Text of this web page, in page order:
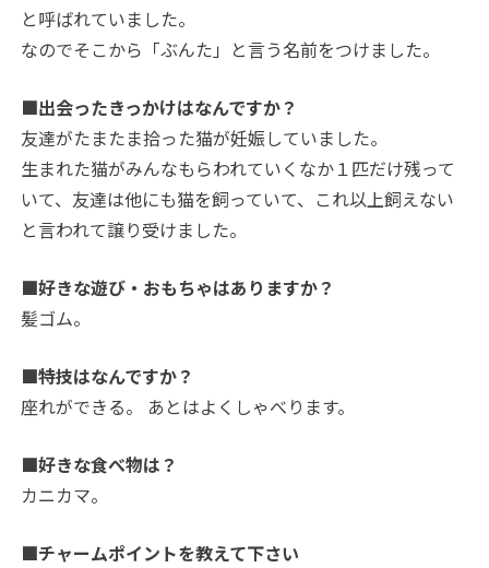
と呼ばれていました。
なのでそこから「ぶんた」と言う名前をつけました。
■出会ったきっかけはなんですか？
友達がたまたま拾った猫が妊娠していました。
生まれた猫がみんなもらわれていくなか１匹だけ残って
いて、友達は他にも猫を飼っていて、これ以上飼えない
と言われて譲り受けました。
■好きな遊び・おもちゃはありますか？
髪ゴム。
■特技はなんですか？
座れができる。 あとはよくしゃべります。
■好きな食べ物は？
カニカマ。
■チャームポイントを教えて下さい